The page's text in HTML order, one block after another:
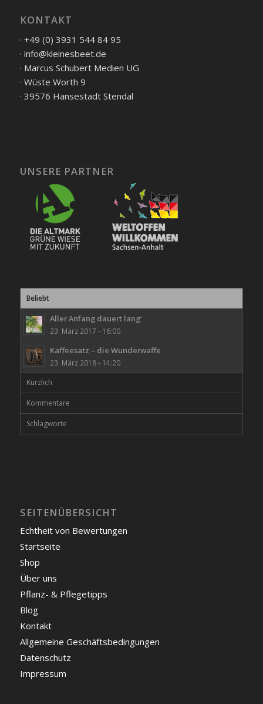
KONTAKT
· +49 (0) 3931 544 84 95
· info@kleinesbeet.de
· Marcus Schubert Medien UG
· Wüste Worth 9
· 39576 Hansestadt Stendal
UNSERE PARTNER
Beliebt
Aller Anfang dauert lang‘
23. März 2017 - 16:00
Kaffeesatz – die Wunderwaffe
23. März 2018 - 14:20
Kürzlich
Kommentare
Schlagworte
SEITENÜBERSICHT
Echtheit von Bewertungen
Startseite
Shop
Über uns
Pflanz- & Pflegetipps
Blog
Kontakt
Allgemeine Geschäftsbedingungen
Datenschutz
Impressum